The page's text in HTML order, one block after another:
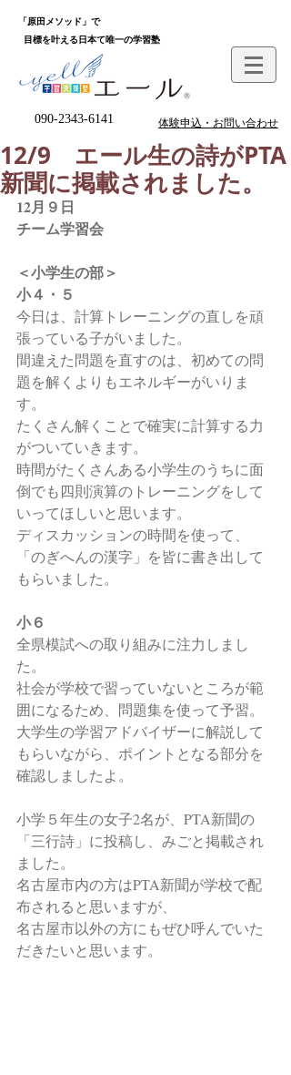
「原田メソッド」で
目標を叶える日本て唯一の学習塾
090-2343-6141 体験申込・お問い合わせ
12/9 エール生の詩がPTA
新聞に掲載されました。
12月９日
チーム学習会
＜小学生の部＞
小４・５
今日は、計算トレーニングの直しを頑
張っている子がいました。
間違えた問題を直すのは、初めての問
題を解くよりもエネルギーがいりま
す。
たくさん解くことで確実に計算する力
がついていきます。
時間がたくさんある小学生のうちに面
倒でも四則演算のトレーニングをして
いってほしいと思います。
ディスカッションの時間を使って、
「のぎへんの漢字」を皆に書き出して
もらいました。
小６
全県模試への取り組みに注力しまし
た。
社会が学校で習っていないところが範
囲になるため、問題集を使って予習。
大学生の学習アドバイザーに解説して
もらいながら、ポイントとなる部分を
確認しましたよ。
小学５年生の女子2名が、PTA新聞の
「三行詩」に投稿し、みごと掲載され
ました。
名古屋市内の方はPTA新聞が学校で配
布されると思いますが、
名古屋市以外の方にもぜひ呼んでいた
だきたいと思います。